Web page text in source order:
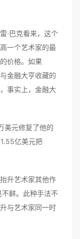
·巴克看来，这个
一个艺术家的最
价格。如果
金融大亨收藏的
事实上，金融大
元修复了他的
亿美元把
升艺术家其他作
鲜。此种手法不
与艺术家同一时